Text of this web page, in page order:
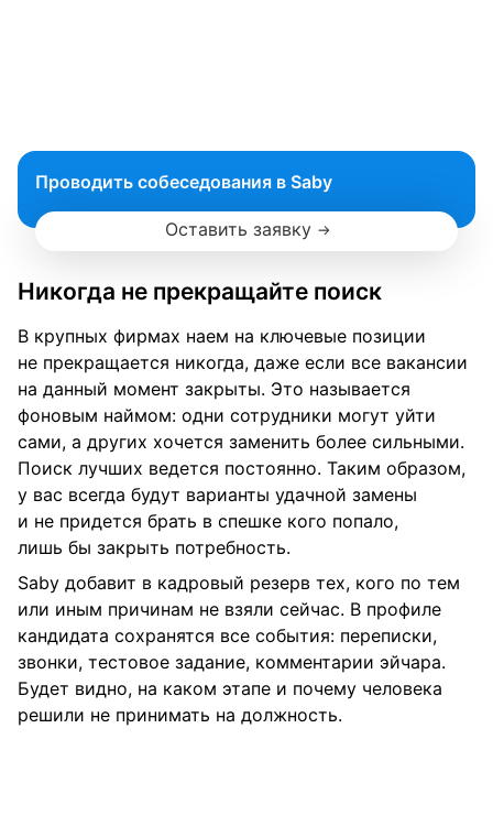
Проводить собеседования в Saby
Оставить заявку
Никогда не прекращайте поиск
В крупных фирмах наем на ключевые позиции
не прекращается никогда, даже если все вакансии
на данный момент закрыты. Это называется
фоновым наймом: одни сотрудники могут уйти
сами, а других хочется заменить более сильными.
Поиск лучших ведется постоянно. Таким образом,
у вас всегда будут варианты удачной замены
и не придется брать в спешке кого попало,
лишь бы закрыть потребность.
Saby добавит в кадровый резерв тех, кого по тем
или иным причинам не взяли сейчас. В профиле
кандидата сохранятся все события: переписки,
звонки, тестовое задание, комментарии эйчара.
Будет видно, на каком этапе и почему человека
решили не принимать на должность.